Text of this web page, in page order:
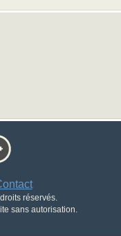
réservés.
sans autorisation.